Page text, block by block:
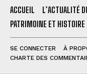
ACCUEIL L’ACTUALITÉ
PATRIMOINE ET HISTOIRE
SE CONNECTER À
CHARTE DES